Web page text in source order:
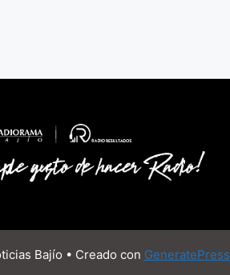
Bajío • Creado con GeneratePress